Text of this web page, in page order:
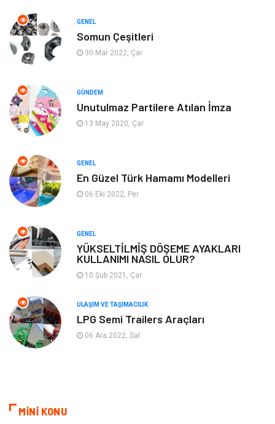
Eğitim & Kariyer
Alışveriş
Organizasyon Mobilya
Tatil Finans & Ekonomi
Turizm
Aksesuar
Plastik
Ambalaj Eğlence
Pazarlama
GENEL
Somun Çeşitleri
30 Mar 2022, Çar
GÜNDEM
Unutulmaz Partilere Atılan İmza
13 May 2020, Çar
GENEL
En Güzel Türk Hamamı Modelleri
06 Eki 2022, Per
GENEL
YÜKSELTİLMİŞ DÖŞEME AYAKLARI
KULLANIMI NASIL OLUR?
10 Şub 2021, Çar
ULAŞIM VE TAŞIMACILIK
LPG Semi Trailers Araçları
06 Ara 2022, Sal
MİNİ KONU